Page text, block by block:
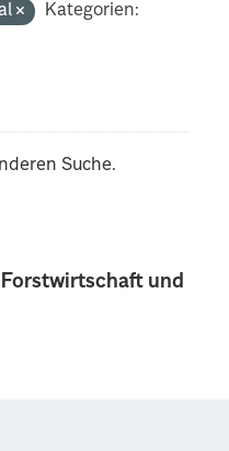
und
Kategorien:
Suche.